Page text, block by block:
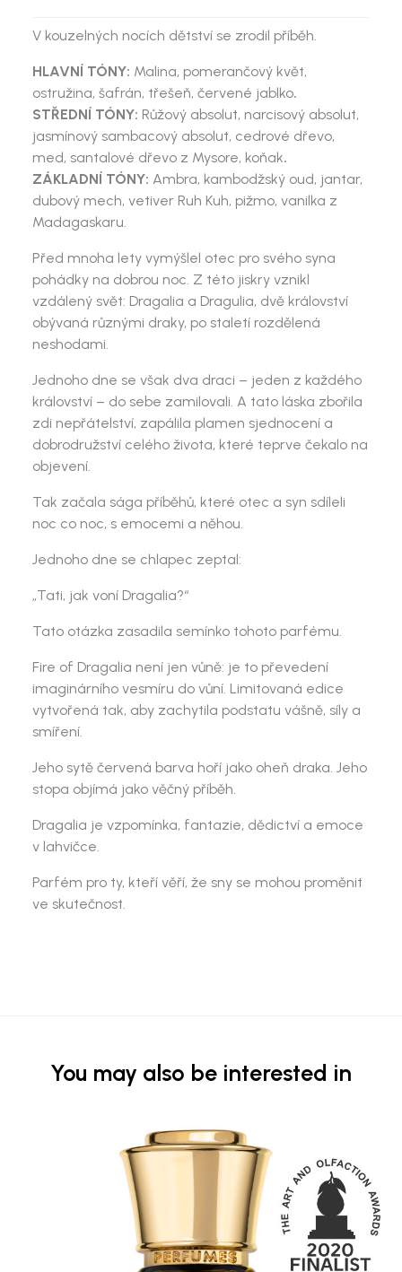
V kouzelných nocích dětství se zrodil příběh.
HLAVNÍ TÓNY: Malina, pomerančový květ,
ostružina, šafrán, třešeň, červené jablko.
STŘEDNÍ TÓNY: Růžový absolut, narcisový absolut,
jasmínový sambacový absolut, cedrové dřevo,
med, santalové dřevo z Mysore, koňak.
ZÁKLADNÍ TÓNY: Ambra, kambodžský oud, jantar,
dubový mech, vetiver Ruh Kuh, pižmo, vanilka z
Madagaskaru.
Před mnoha lety vymýšlel otec pro svého syna
pohádky na dobrou noc. Z této jiskry vznikl
vzdálený svět: Dragalia a Dragulia, dvě království
obývaná různými draky, po staletí rozdělená
neshodami.
Jednoho dne se však dva draci – jeden z každého
království – do sebe zamilovali. A tato láska zbořila
zdi nepřátelství, zapálila plamen sjednocení a
dobrodružství celého života, které teprve čekalo na
objevení.
Tak začala sága příběhů, které otec a syn sdíleli
noc co noc, s emocemi a něhou.
Jednoho dne se chlapec zeptal:
„Tati, jak voní Dragalia?“
Tato otázka zasadila semínko tohoto parfému.
Fire of Dragalia není jen vůně: je to převedení
imaginárního vesmíru do vůní. Limitovaná edice
vytvořená tak, aby zachytila podstatu vášně, síly a
smíření.
Jeho sytě červená barva hoří jako oheň draka. Jeho
stopa objímá jako věčný příběh.
Dragalia je vzpomínka, fantazie, dědictví a emoce
v lahvičce.
Parfém pro ty, kteří věří, že sny se mohou proměnit
ve skutečnost.
You may also be interested in